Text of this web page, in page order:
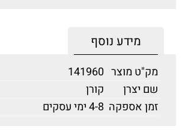
מידע נוסף
מק"ט מוצר 141960
שם יצרן
קורן
זמן אספקה 4-8 ימי עסקים